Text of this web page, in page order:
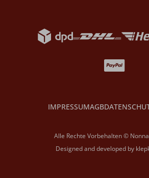
Alle Rechte Vorbehalten ©
IMPRESSUMAGB
Designed and developed by